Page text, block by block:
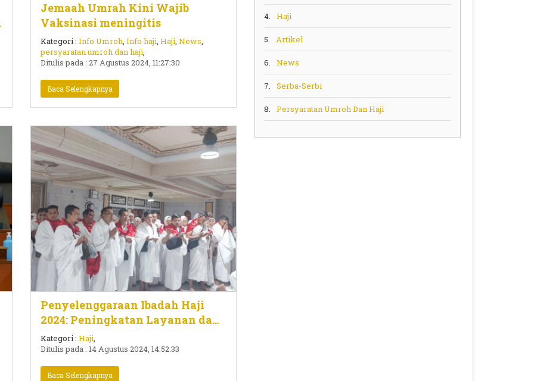
Jemaah Umrah Kini Wajib
Vaksinasi meningitis
Kategori : Info Umroh, Info haji, Haji, News,
persyaratan umroh dan haji,
Ditulis pada : 27 Agustus 2024, 11:27:30
Baca Selengkapnya
Penyelenggaraan Ibadah Haji
2024: Peningkatan Layanan dan
Apresiasi Internasional
Kategori : Haji,
Ditulis pada : 14 Agustus 2024, 14:52:33
Baca Selengkapnya
4. Haji
5. Artikel
6. News
7. Serba-Serbi
8. Persyaratan Umroh Dan Haji